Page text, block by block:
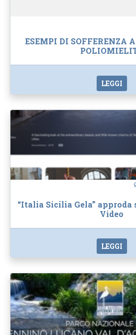
ESEMPI DI SOFFERENZA
LEGGI
“Italia Sicilia Gela” approda
Video
LEGGI